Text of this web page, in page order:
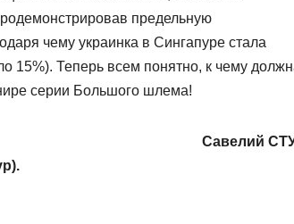
предельную
чему украинка в Сингапуре стала
15%). Теперь всем понятно, к чему
серии Большого шлема!
Савелий